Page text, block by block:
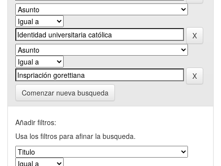
Comenzar nueva busqueda
Añadir filtros:
Usa los filtros para afinar la busqueda.